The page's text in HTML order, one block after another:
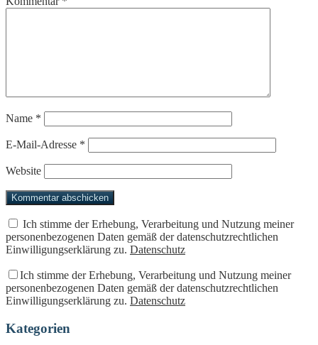
Name *
E-Mail-Adresse *
Website
Ich stimme der Erhebung, Verarbeitung und Nutzung meiner
personenbezogenen Daten gemäß der datenschutzrechtlichen
Einwilligungserklärung zu. Datenschutz
Ich stimme der Erhebung, Verarbeitung und Nutzung meiner
personenbezogenen Daten gemäß der datenschutzrechtlichen
Einwilligungserklärung zu. Datenschutz
Kategorien